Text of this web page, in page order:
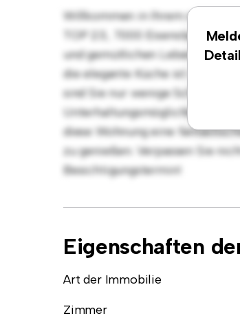
Willkommen in Ihrem neuen
TOP 23, 7000 Eisenstadt!
und gemütlichen Lebensraum.
die elegante Küche ist mit
sind Sie nur wenige Schritte
Unterhaltungsmöglichkeiten
diese Wohnung eine
zu genießen. Verpassen Sie
Besichtigungstermin!
Eigenschaften
Art der Immobilie
Zimmer